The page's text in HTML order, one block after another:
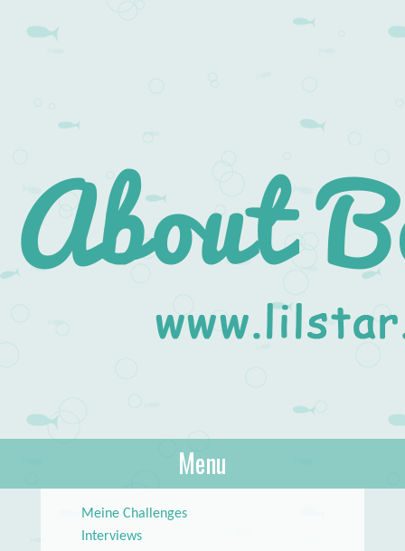
About Books
lilstar.de
Menu
Meine Challenges
Interviews